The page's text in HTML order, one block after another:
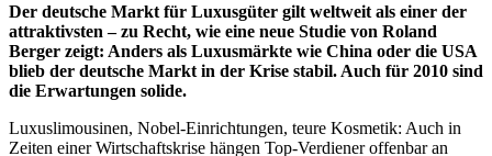
Der deutsche Markt für Luxusgüter gilt weltweit als einer der
attraktivsten – zu Recht, wie eine neue Studie von Roland
Berger zeigt: Anders als Luxusmärkte wie China oder die USA
blieb der deutsche Markt in der Krise stabil. Auch für 2010 sind
die Erwartungen solide.
Luxuslimousinen, Nobel-Einrichtungen, teure Kosmetik: Auch in
Zeiten einer Wirtschaftskrise hängen Top-Verdiener offenbar an